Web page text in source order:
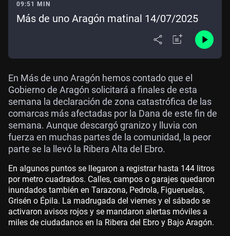
09:51 MIN
Más de uno Aragón matinal 14/07/2025
En Más de uno Aragón hemos contado que el
Gobierno de Aragón solicitará a finales de esta
semana la declaración de zona catastrófica de las
comarcas más afectadas por la Dana de este fin de
semana. Aunque descargó granizo y lluvia con
fuerza en muchas partes de la comunidad, la peor
parte se la llevó la Ribera Alta del Ebro.
En algunos puntos se llegaron a registrar hasta 144 litros
por metro cuadrados. Calles, campos o garajes quedaron
inundados también en Tarazona, Pedrola, Figueruelas,
Grisén o Épila. La madrugada del viernes y el sábado se
activaron avisos rojos y se mandaron alertas móviles a
miles de ciudadanos en la Ribera del Ebro y Bajo Aragón.